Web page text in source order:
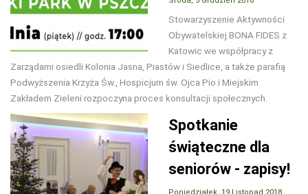
Stowarzyszenie Aktywności
Obywatelskiej BONA FIDES z
Katowic we współpracy z
Zarządami osiedli Kolonia Jasna, Piastów i Siedlice, a także parafią
Podwyższenia Krzyża Św., Hospicjum św. Ojca Pio i Miejskim
Zakładem Zieleni rozpoczyna proces konsultacji społecznych.
Spotkanie
świąteczne dla
seniorów - zapisy!
Poniedziałek, 19 Listopad 2018